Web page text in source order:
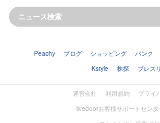
Peachy ブログ ショッピング バンク
Kstyle
株探 プレス
運営会社 利用規約
プライ
livedoorお客様サポートセンタ